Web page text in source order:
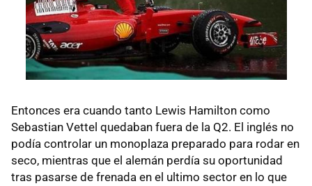
Entonces era cuando tanto Lewis Hamilton como
Sebastian Vettel quedaban fuera de la Q2. El inglés no
podía controlar un monoplaza preparado para rodar en
seco, mientras que el alemán perdía su oportunidad
tras pasarse de frenada en el ultimo sector en lo que